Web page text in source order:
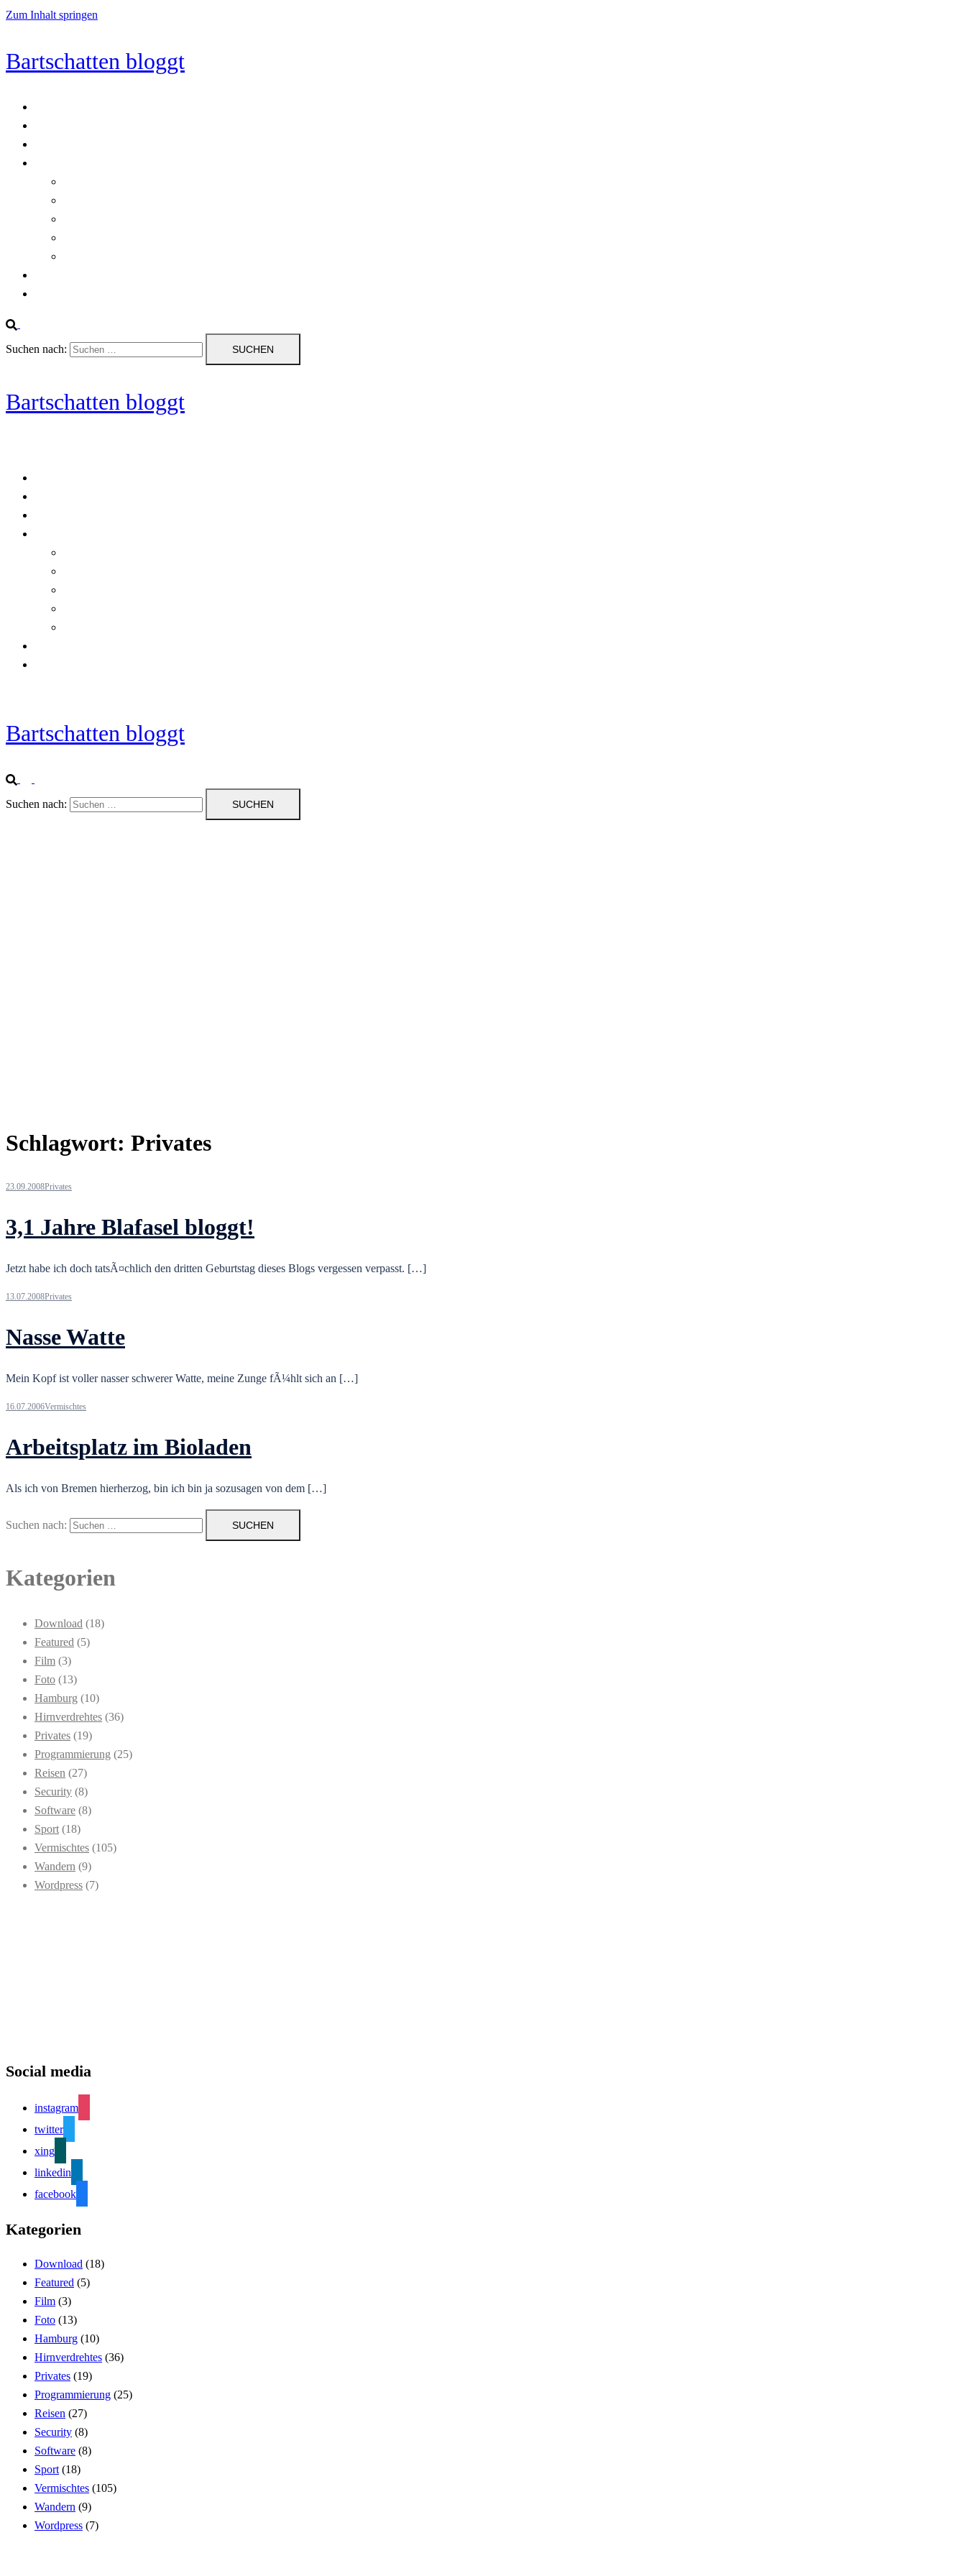
Zum Inhalt springen
Bartschatten bloggt
Suchen nach:
Bartschatten bloggt
Bartschatten bloggt
Suchen nach:
Schlagwort: Privates
23.09.2008Privates
3,1 Jahre Blafasel bloggt!
Jetzt habe ich doch tatsÃ¤chlich den dritten Geburtstag dieses Blogs vergessen verpasst. […]
13.07.2008Privates
Nasse Watte
Mein Kopf ist voller nasser schwerer Watte, meine Zunge fÃ¼hlt sich an […]
16.07.2006Vermischtes
Arbeitsplatz im Bioladen
Als ich von Bremen hierherzog, bin ich bin ja sozusagen von dem […]
Suchen nach:
Kategorien
Download (18)
Featured (5)
Film (3)
Foto (13)
Hamburg (10)
Hirnverdrehtes (36)
Privates (19)
Programmierung (25)
Reisen (27)
Security (8)
Software (8)
Sport (18)
Vermischtes (105)
Wandern (9)
Wordpress (7)
Social media
instagram
twitter
xing
linkedin
facebook
Kategorien
Download (18)
Featured (5)
Film (3)
Foto (13)
Hamburg (10)
Hirnverdrehtes (36)
Privates (19)
Programmierung (25)
Reisen (27)
Security (8)
Software (8)
Sport (18)
Vermischtes (105)
Wandern (9)
Wordpress (7)